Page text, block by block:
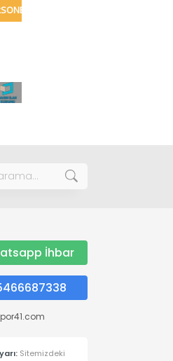
İhbar
Sitemizdeki